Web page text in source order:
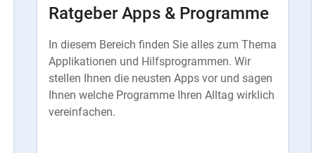
Ratgeber Apps & Programme
In diesem Bereich finden Sie alles zum Thema
Applikationen und Hilfsprogrammen. Wir
stellen Ihnen die neusten Apps vor und sagen
Ihnen welche Programme Ihren Alltag wirklich
vereinfachen.